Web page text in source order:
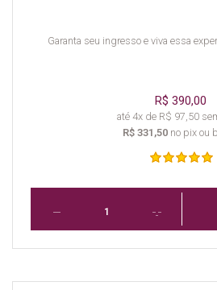
Garanta seu ingresso e viva essa
R$ 390,00
até 4x de R$ 97,50
R$ 331,50 no pix ou